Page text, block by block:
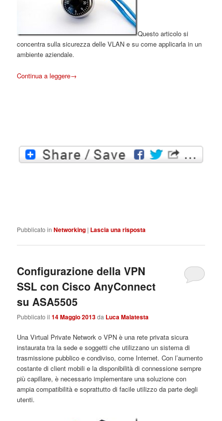
Questo articolo si
concentra sulla sicurezza delle VLAN e su come applicarla in un
ambiente aziendale.
Continua a leggere→
Pubblicato in Networking | Lascia una risposta
Configurazione della VPN
SSL con Cisco AnyConnect
su ASA5505
Pubblicato il14 Maggio 2013da Luca Malatesta
Una Virtual Private Network o VPN è una rete privata sicura
instaurata tra la sede e soggetti che utilizzano un sistema di
trasmissione pubblico e condiviso, come Internet. Con l’aumento
costante di client mobili e la disponibilità di connessione sempre
più capillare, è necessario implementare una soluzione con
ampia compatibilità e soprattutto di facile utilizzo da parte degli
utenti.